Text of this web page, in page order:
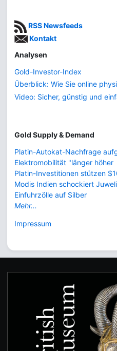
RSS Newsfeeds
Kontakt
Analysen
Gold-Investor-Index
Überblick: Wie Sie online
Video: Sicher, günstig und
Gold Supply & Demand
Platin-Autokat-Nachfrage
Elektromobilität "länger höher
Platin-Investitionen stützen
Modis Indien schockiert
Einfuhrzölle auf Silber
Mehr...
Impressum